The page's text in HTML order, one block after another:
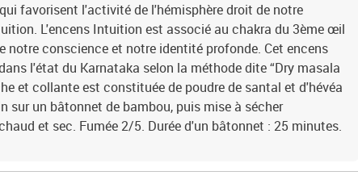
favorisent l'activité de l'hémisphère droit de notre
L'encens Intuition est associé au chakra du 3ème œil
notre conscience et notre identité profonde. Cet encens
l'état du Karnataka selon la méthode dite “Dry masala
et collante est constituée de poudre de santal et d'hévéa
sur un bâtonnet de bambou, puis mise à sécher
et sec. Fumée 2/5. Durée d'un bâtonnet : 25 minutes.